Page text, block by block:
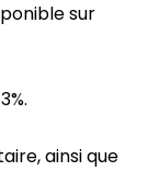
sur
ainsi que